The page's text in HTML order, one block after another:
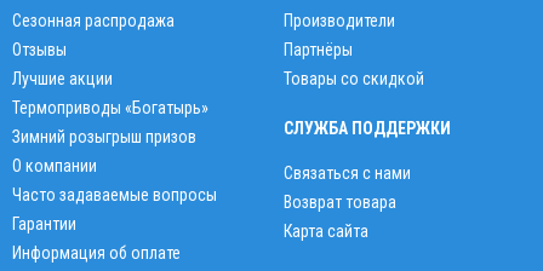
Сезонная распродажа
Отзывы
Лучшие акции
Термоприводы «Богатырь»
Зимний розыгрыш призов
О компании
Часто задаваемые вопросы
Гарантии
Информация об оплате
Производители
Партнёры
Товары со скидкой
СЛУЖБА ПОДДЕРЖКИ
Связаться с нами
Возврат товара
Карта сайта